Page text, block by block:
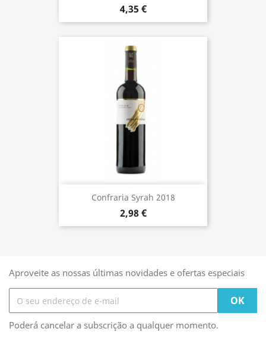
4,35 €
Confraria Syrah 2018
2,98 €
Aproveite as nossas últimas novidades e ofertas especiais
Poderá cancelar a subscrição a qualquer momento.